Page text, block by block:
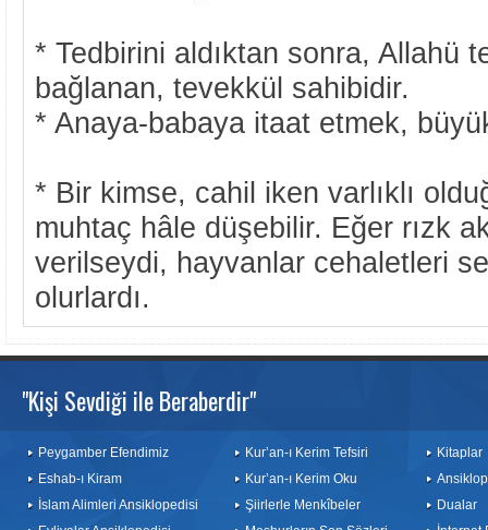
* Tedbirini aldıktan sonra, Allahü
bağlanan, tevekkül sahibidir.
* Anaya-babaya itaat etmek,
* Bir kimse, cahil iken varlıklı
muhtaç hâle düşebilir. Eğer rızk
verilseydi, hayvanlar cehaletleri
olurlardı.
"Kişi Sevdiği ile Beraberdir"
Peygamber Efendimiz
Eshab-ı Kiram
İslam Alimleri Ansiklopedisi
Kur’an-ı Kerim Tefsiri
Kur’an-ı Kerim Oku
Şiirlerle Menkîbeler
Kitaplar
Dualar